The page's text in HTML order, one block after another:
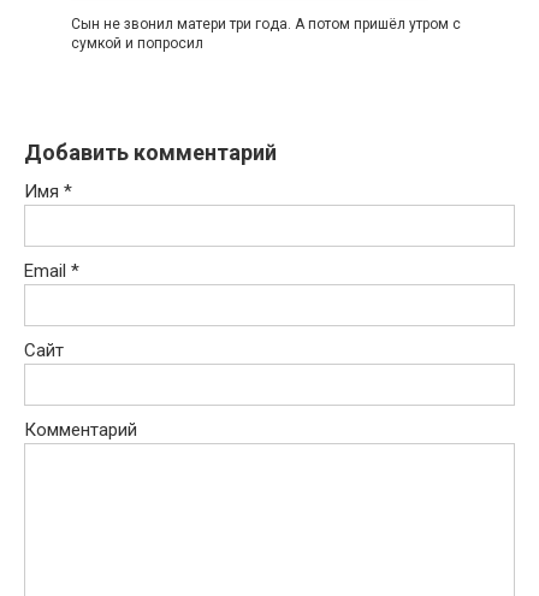
Сын не звонил матери три года. А потом пришёл утром с
сумкой и попросил
Добавить комментарий
Имя *
Email *
Сайт
Комментарий